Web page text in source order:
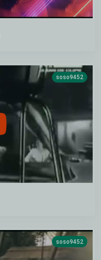
soso9452
soso9452